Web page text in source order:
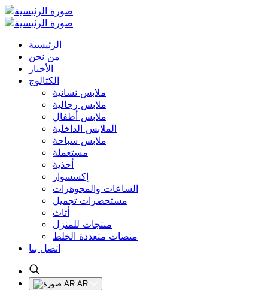
الرئيسية
من نحن
الأخبار
الكتالوج
ملابس نسائية
ملابس رجالية
ملابس أطفال
الملابس الداخلية
ملابس سباحة
مستعملة
أحذية
إكسسوار
الساعات والمجوهرات
مستحضرات تجميل
أثاث
منتجات للمنزل
منصات متعددة الخلط
اتصل بنا
AR